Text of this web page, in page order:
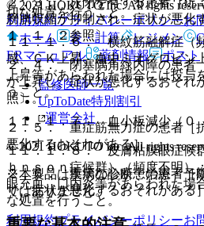
膀胱収縮が抑制され、症状が悪化
１．１．２参照〕。
２．４． 閉塞隅角緑内障の患者
が上昇し、症状が悪化するおそれ
照〕。
２．５． 重症筋無力症の患者［
悪化するおそれがある］。
２．６． 重篤な心疾患の患者［
り、症状が悪化するおそれがある
切な処置を行うこと。
１１．１．６． 横紋筋融解症（
感、ＣＫ上昇、血中ミオグロビン
上昇等があらわれた場合には投与
うこと。
１１．１．７． 血小板減少（０
１１．１．８． 皮膚粘膜眼症候
ｈｎｓｏｎ症候群）（頻度不明）
眼充血、口内炎等があらわれた場
な処置を行うこと。
© 2021 HOKUTO Inc. All rights
利用規約プライバシーポリシーお
ホーム
表・計算 レジメン
ERマニュアル
薬剤情報 ポスト
監修医師一覧
UpToDate特別割引
運営会社
© 2021 HOKUTO Inc. All rights
※本製品は疾病の診断・治療・予
ではありません。
利用規約プライバシーポリシーお